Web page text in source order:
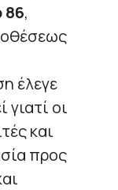
86,
έλεγε
οι
και
προς